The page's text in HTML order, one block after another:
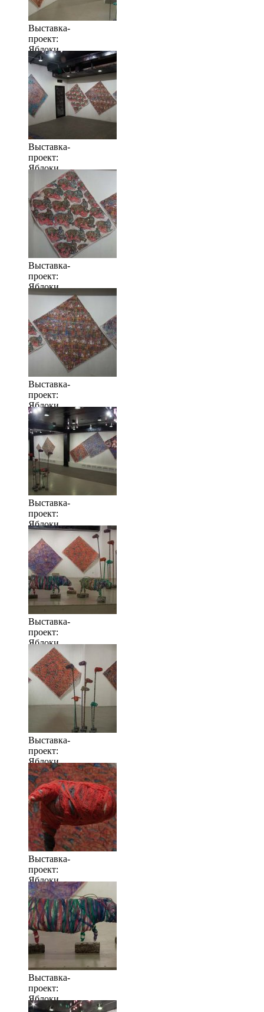
Выставка-
проект:
Яблоки
когда их
много
Выставка-
проект:
Яблоки
когда их
много
Выставка-
проект:
Яблоки
когда их
много
Выставка-
проект:
Яблоки
когда их
много
Выставка-
проект:
Яблоки
когда их
много
Выставка-
проект:
Яблоки
когда их
много
Выставка-
проект:
Яблоки
когда их
много
Выставка-
проект:
Яблоки
когда их
много
Выставка-
проект:
Яблоки
когда их